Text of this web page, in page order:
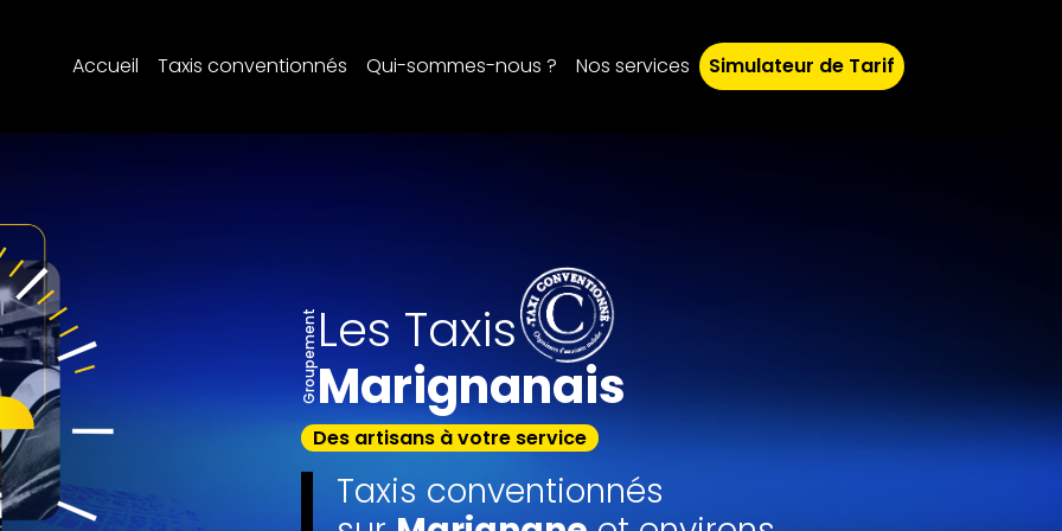
Accueil Taxis conventionnés Qui-sommes-nous ? Nos services Simulateur de Tarif
GroupementLes Taxis
Marignanais
Des artisans à votre service
Taxis conventionnés